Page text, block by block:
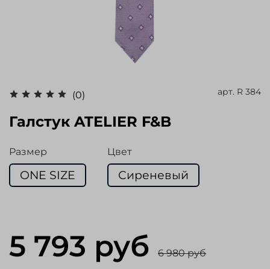
(0) арт. R 384
Галстук ATELIER F&B
Размер
ONE SIZE
Цвет
Сиреневый
5 793 руб 6 980 руб